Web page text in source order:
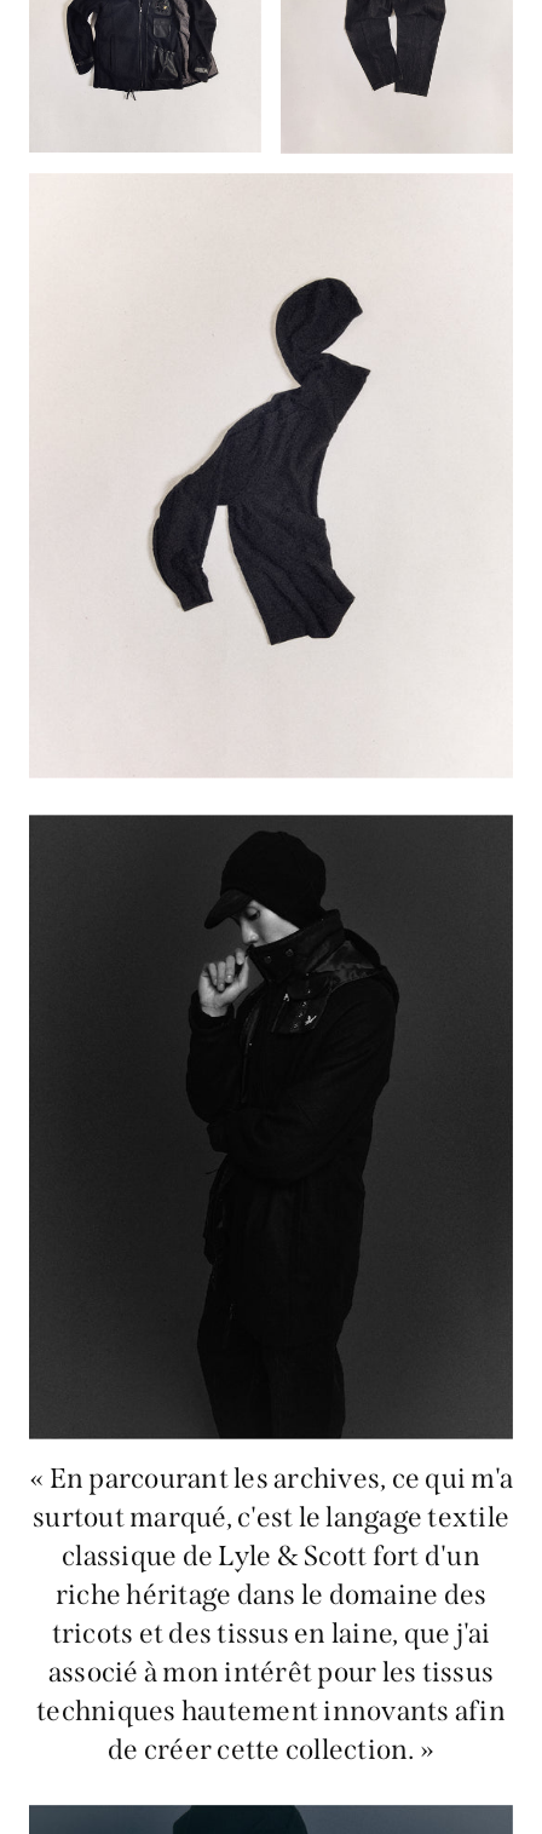
« En parcourant les archives, ce qui m'a
surtout marqué, c'est le langage textile
classique de Lyle & Scott fort d'un
riche héritage dans le domaine des
tricots et des tissus en laine, que j'ai
associé à mon intérêt pour les tissus
techniques hautement innovants afin
de créer cette collection. »